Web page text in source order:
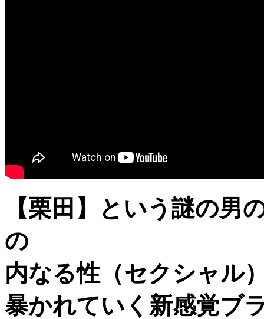
【栗田】という謎の男
の
内なる性（セクシャル
暴かれていく新感覚ブ